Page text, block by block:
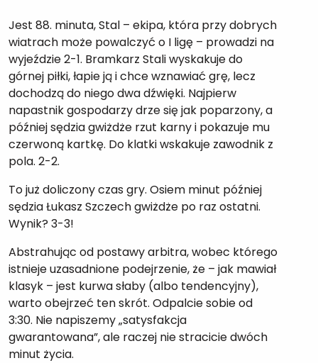
Jest 88. minuta, Stal – ekipa, która przy dobrych
wiatrach może powalczyć o I ligę – prowadzi na
wyjeździe 2-1. Bramkarz Stali wyskakuje do
górnej piłki, łapie ją i chce wznawiać grę, lecz
dochodzą do niego dwa dźwięki. Najpierw
napastnik gospodarzy drze się jak poparzony, a
później sędzia gwiżdże rzut karny i pokazuje mu
czerwoną kartkę. Do klatki wskakuje zawodnik z
pola. 2-2.
To już doliczony czas gry. Osiem minut później
sędzia Łukasz Szczech gwiżdże po raz ostatni.
Wynik? 3-3!
Abstrahując od postawy arbitra, wobec którego
istnieje uzasadnione podejrzenie, że – jak mawiał
klasyk – jest kurwa słaby (albo tendencyjny),
warto obejrzeć ten skrót. Odpalcie sobie od
3:30. Nie napiszemy „satysfakcja
gwarantowana”, ale raczej nie stracicie dwóch
minut życia.